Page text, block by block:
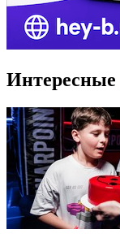
Интересные